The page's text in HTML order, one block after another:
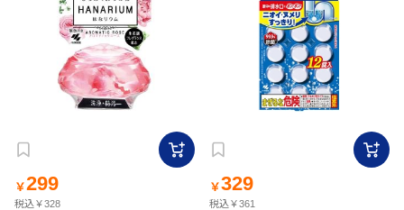
￥299
税込￥328
￥329
税込￥361